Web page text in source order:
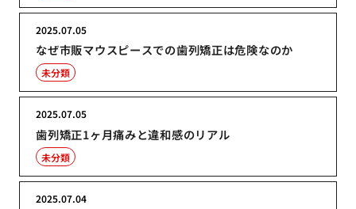
なぜ市販マウスピースでの歯列矯正は危険なのか
2025.07.05
未分類
歯列矯正1ヶ月痛みと違和感のリアル
2025.07.05
未分類
2025.07.04